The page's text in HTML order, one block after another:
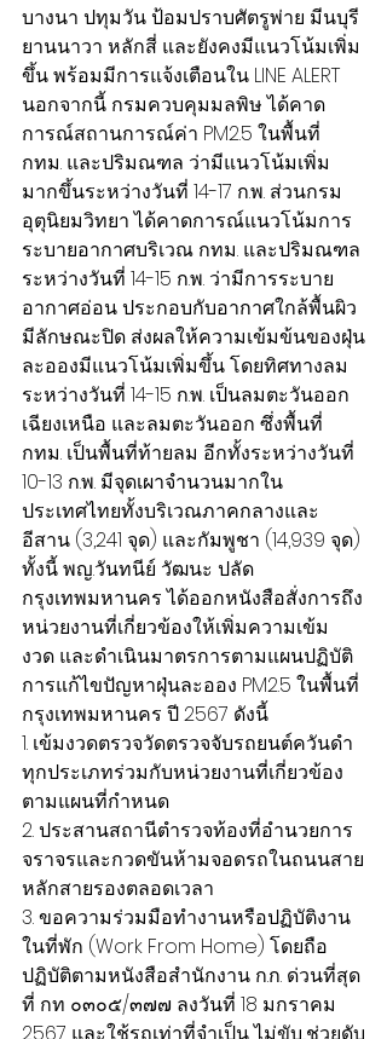
บางนา ปทุมวัน ป้อมปราบศัตรูพ่าย มีนบุรี
ยานนาวา หลักสี่ และยังคงมีแนวโน้มเพิ่ม
ขึ้น พร้อมมีการแจ้งเตือนใน LINE ALERT
นอกจากนี้ กรมควบคุมมลพิษ ได้คาด
การณ์สถานการณ์ค่า PM2.5 ในพื้นที่
กทม. และปริมณฑล ว่ามีแนวโน้มเพิ่ม
มากขึ้นระหว่างวันที่ 14-17 ก.พ. ส่วนกรม
อุตุนิยมวิทยา ได้คาดการณ์แนวโน้มการ
ระบายอากาศบริเวณ กทม. และปริมณฑล
ระหว่างวันที่ 14-15 ก.พ. ว่ามีการระบาย
อากาศอ่อน ประกอบกับอากาศใกล้พื้นผิว
มีลักษณะปิด ส่งผลให้ความเข้มข้นของฝุ่น
ละอองมีแนวโน้มเพิ่มขึ้น โดยทิศทางลม
ระหว่างวันที่ 14-15 ก.พ. เป็นลมตะวันออก
เฉียงเหนือ และลมตะวันออก ซึ่งพื้นที่
กทม. เป็นพื้นที่ท้ายลม อีกทั้งระหว่างวันที่
10-13 ก.พ. มีจุดเผาจำนวนมากใน
ประเทศไทยทั้งบริเวณภาคกลางและ
อีสาน (3,241 จุด) และกัมพูชา (14,939 จุด)
ทั้งนี้ พญ.วันทนีย์ วัฒนะ ปลัด
กรุงเทพมหานคร ได้ออกหนังสือสั่งการถึง
หน่วยงานที่เกี่ยวข้องให้เพิ่มความเข้ม
งวด และดำเนินมาตรการตามแผนปฏิบัติ
การแก้ไขปัญหาฝุ่นละออง PM2.5 ในพื้นที่
กรุงเทพมหานคร ปี 2567 ดังนี้
1. เข้มงวดตรวจวัดตรวจจับรถยนต์ควันดำ
ทุกประเภทร่วมกับหน่วยงานที่เกี่ยวข้อง
ตามแผนที่กำหนด
2. ประสานสถานีตำรวจท้องที่อำนวยการ
จราจรและกวดขันห้ามจอดรถในถนนสาย
หลักสายรองตลอดเวลา
3. ขอความร่วมมือทำงานหรือปฏิบัติงาน
ในที่พัก (Work From Home) โดยถือ
ปฏิบัติตามหนังสือสำนักงาน ก.ก. ด่วนที่สุด
ที่ กท ๐๓๐๕/๓๗๗ ลงวันที่ 18 มกราคม
2567 และใช้รถเท่าที่จำเป็น ไม่ขับ...ช่วยดับ